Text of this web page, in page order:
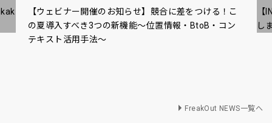
【ウェビナー開催のお知らせ】競合に差をつける！こ
の夏導入すべき3つの新機能～位置情報・BtoB・コン
テキスト活用手法～
【
し
FreakOut NEWS一覧へ